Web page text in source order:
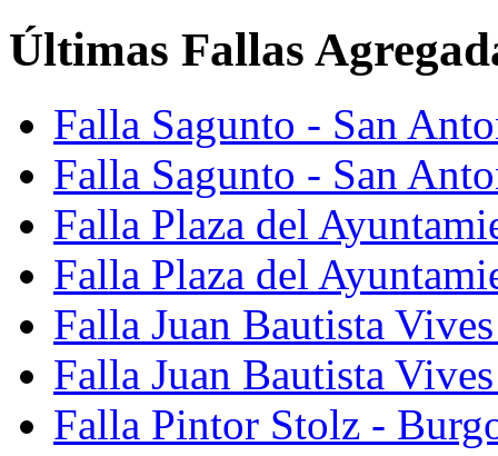
Últimas Fallas
Falla Sagunto - San
Falla Sagunto - San
Falla Plaza del
Falla Plaza del
Falla Juan Bautista
Falla Juan Bautista
Falla Pintor Stolz -